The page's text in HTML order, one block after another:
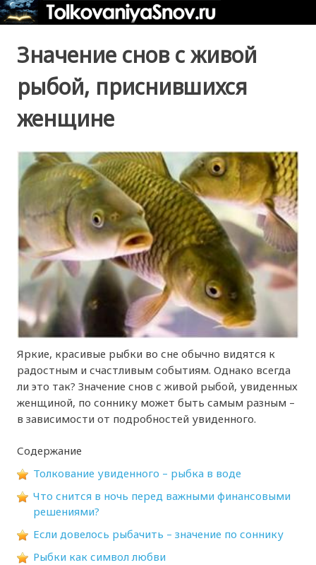
Значение снов с живой
рыбой, приснившихся
женщине
Яркие, красивые рыбки во сне обычно видятся к
радостным и счастливым событиям. Однако всегда
ли это так? Значение снов с живой рыбой, увиденных
женщиной, по соннику может быть самым разным –
в зависимости от подробностей увиденного.
Содержание
Толкование увиденного – рыбка в воде
Что снится в ночь перед важными финансовыми
решениями?
Если довелось рыбачить – значение по соннику
Рыбки как символ любви